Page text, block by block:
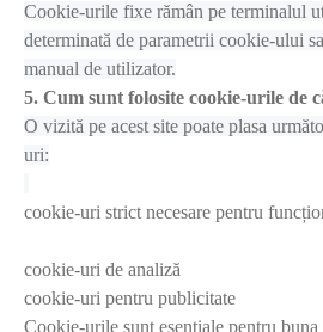
Cookie-urile fixe rămân pe terminalul
determinată de parametrii cookie-ului
manual de utilizator.
5. Cum sunt folosite cookie-urile de
O vizită pe acest site poate plasa
uri:
cookie-uri strict necesare pentru
cookie-uri de analiză
cookie-uri pentru publicitate
Cookie-urile sunt esențiale pentru